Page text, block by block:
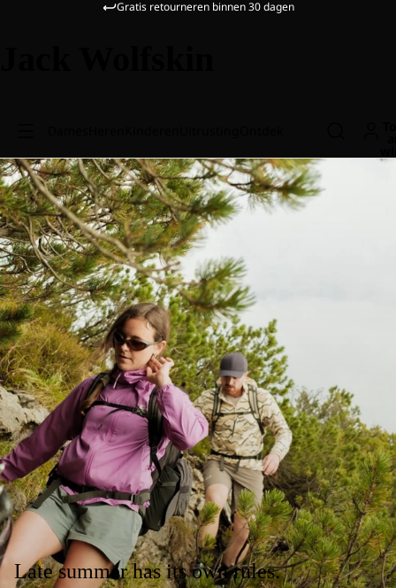
Gratis retourneren binnen 30 dagen
Late summer has its own rules.